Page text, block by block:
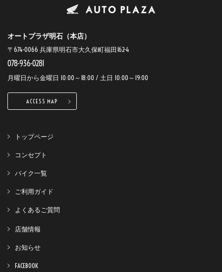
オートプラザ明石（本店）
〒674-0066 兵庫県明石市大久保町福田162-4
078-936-0281
月曜日から金曜日 10:00～18:00 / 土日 10:00～19:00
ACCESS MAP
トップページ
コンセプト
バイク一覧
ご利用ガイド
よくあるご質問
店舗情報
お知らせ
FACEBOOK